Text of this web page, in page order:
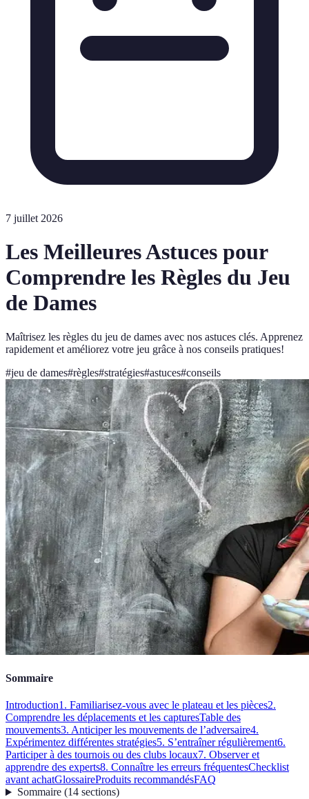
7 juillet 2026
Les Meilleures Astuces pour
Comprendre les Règles du Jeu
de Dames
Maîtrisez les règles du jeu de dames avec nos astuces clés. Apprenez
rapidement et améliorez votre jeu grâce à nos conseils pratiques!
#jeu de dames#règles#stratégies#astuces#conseils
Sommaire
Introduction1. Familiarisez-vous avec le plateau et les pièces2.
Comprendre les déplacements et les capturesTable des
mouvements3. Anticiper les mouvements de l’adversaire4.
Expérimentez différentes stratégies5. S’entraîner régulièrement6.
Participer à des tournois ou des clubs locaux7. Observer et
apprendre des experts8. Connaître les erreurs fréquentesChecklist
avant achatGlossaireProduits recommandésFAQ
Sommaire(14 sections)